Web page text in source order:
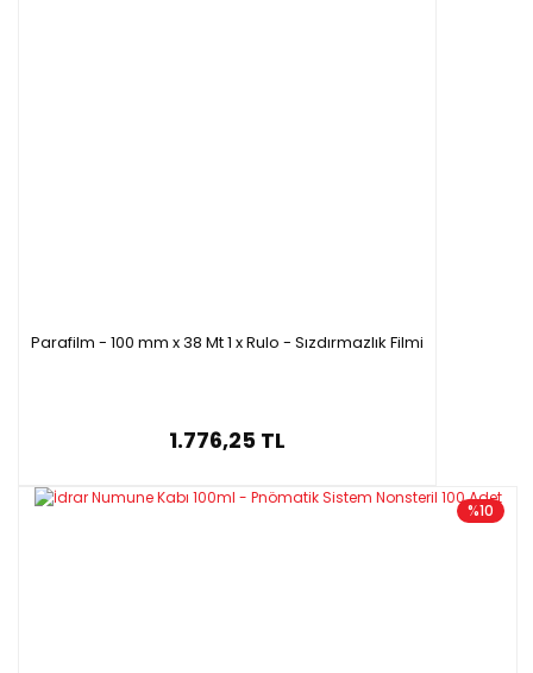
Parafilm - 100 mm x 38 Mt 1 x Rulo - Sızdırmazlık Filmi
1.776,25 TL
%10